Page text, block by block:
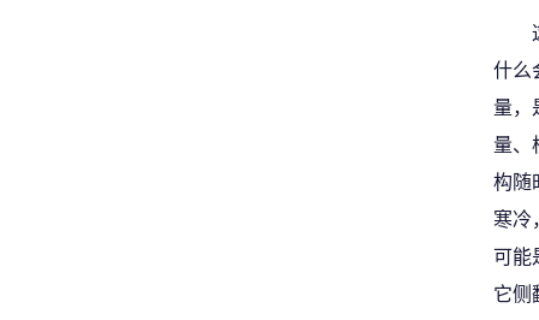
什么
量，
量、
构随
寒冷
可能
它侧